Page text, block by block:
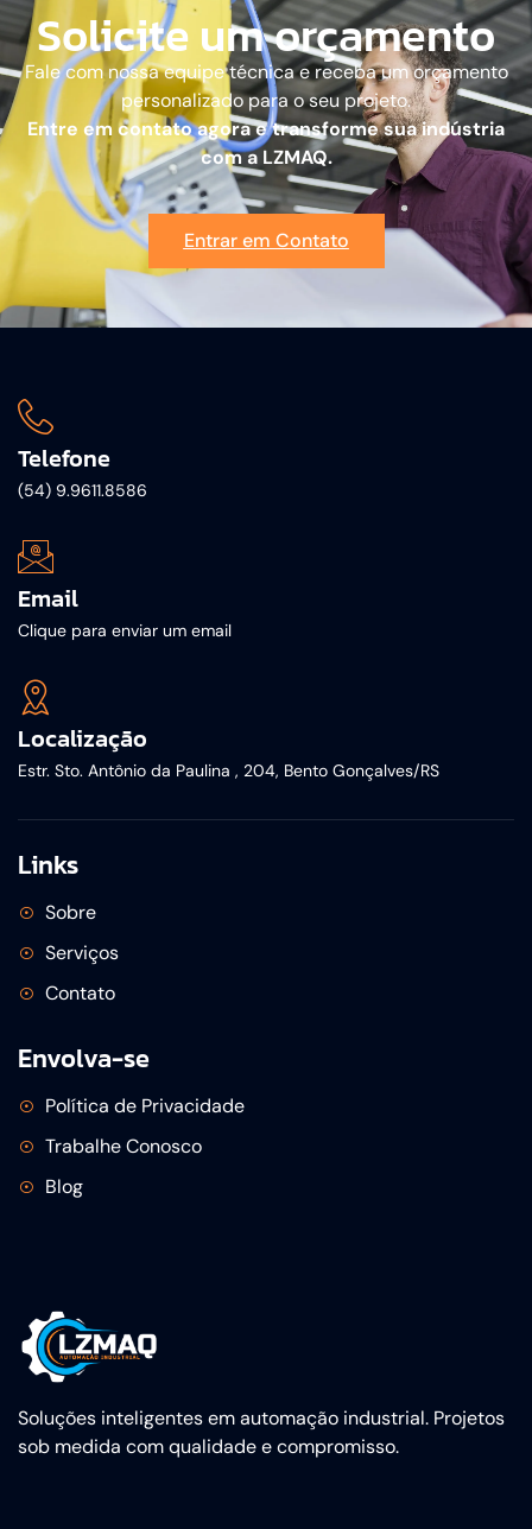
Solicite um orçamento
Fale com nossa equipe técnica e receba um orçamento
personalizado para o seu projeto.
Entre em contato agora e transforme sua indústria
com a LZMAQ.
Entrar em Contato
Soluções inteligentes em automação industrial. Projetos
sob medida com qualidade e compromisso.
Telefone
(54) 9.9611.8586
Email
Clique para enviar um email
Localização
Estr. Sto. Antônio da Paulina , 204, Bento Gonçalves/RS
Links
Sobre
Serviços
Contato
Envolva-se
Política de Privacidade
Trabalhe Conosco
Blog